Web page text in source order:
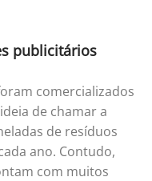
publicitários
comercializados
de chamar a
de resíduos
ano. Contudo,
com muitos